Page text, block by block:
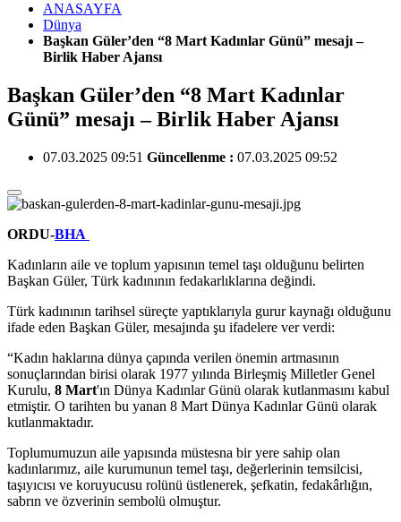
ANASAYFA
Dünya
Başkan Güler’den “8 Mart Kadınlar Günü” mesajı –
Birlik Haber Ajansı
Başkan Güler’den “8 Mart Kadınlar
Günü” mesajı – Birlik Haber Ajansı
07.03.2025 09:51 Güncellenme : 07.03.2025 09:52
ORDU-BHA
Kadınların aile ve toplum yapısının temel taşı olduğunu belirten
Başkan Güler, Türk kadınının fedakarlıklarına değindi.
Türk kadınının tarihsel süreçte yaptıklarıyla gurur kaynağı olduğunu
ifade eden Başkan Güler, mesajında şu ifadelere ver verdi:
“Kadın haklarına dünya çapında verilen önemin artmasının
sonuçlarından birisi olarak 1977 yılında Birleşmiş Milletler Genel
Kurulu, 8 Mart'ın Dünya Kadınlar Günü olarak kutlanmasını kabul
etmiştir. O tarihten bu yanan 8 Mart Dünya Kadınlar Günü olarak
kutlanmaktadır.
Toplumumuzun aile yapısında müstesna bir yere sahip olan
kadınlarımız, aile kurumunun temel taşı, değerlerinin temsilcisi,
taşıyıcısı ve koruyucusu rolünü üstlenerek, şefkatin, fedakârlığın,
sabrın ve özverinin sembolü olmuştur.